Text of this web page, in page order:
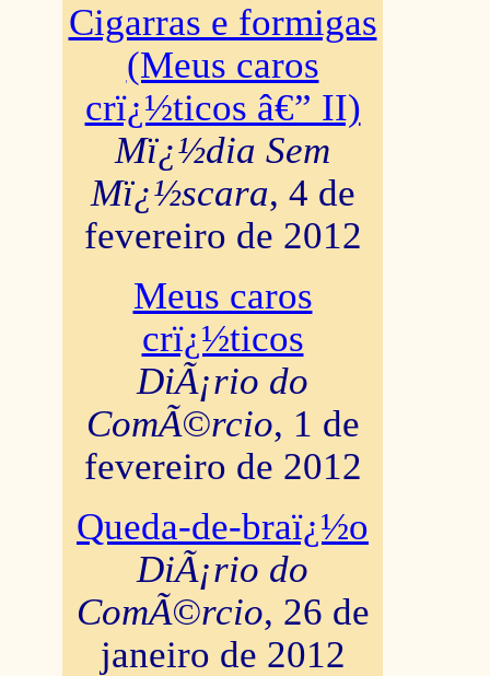
Cigarras e formigas
(Meus caros
crï¿½ticos â€” II)
Mï¿½dia Sem
Mï¿½scara, 4 de
fevereiro de 2012
Meus caros
crï¿½ticos
DiÃ¡rio do
ComÃ©rcio, 1 de
fevereiro de 2012
Queda-de-braï¿½o
DiÃ¡rio do
ComÃ©rcio, 26 de
janeiro de 2012